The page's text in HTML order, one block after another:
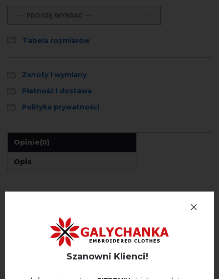
--- PROSZĘ WYBRAĆ ---
Tabela rozmiarów
Zwroty i wymiany
Płatność i dostawa
Polityka prywatności
Opinie(0)
Opis
Немає відгуків про цей товар.
Szanowni Klienci!